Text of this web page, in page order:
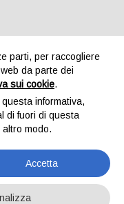
parti, per raccogliere
da parte dei
sui cookie.
informativa,
di fuori di questa
modo.
Accetta